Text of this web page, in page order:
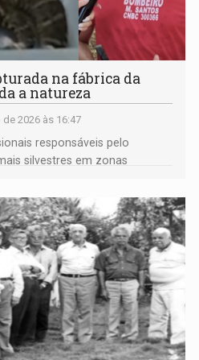
na fábrica da
a natureza
2026 às 16:47
responsáveis pelo
silvestres em zonas